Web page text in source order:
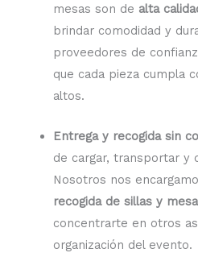
mesas son de alta
brindar comodidad y
proveedores de
que cada pieza cumpla
altos.
Entrega y recogida sin
de cargar, transportar y
Nosotros nos
recogida de sillas y
concentrarte en otros
organización del evento.